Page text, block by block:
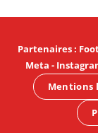
Partenaires:
Meta -
Mentions